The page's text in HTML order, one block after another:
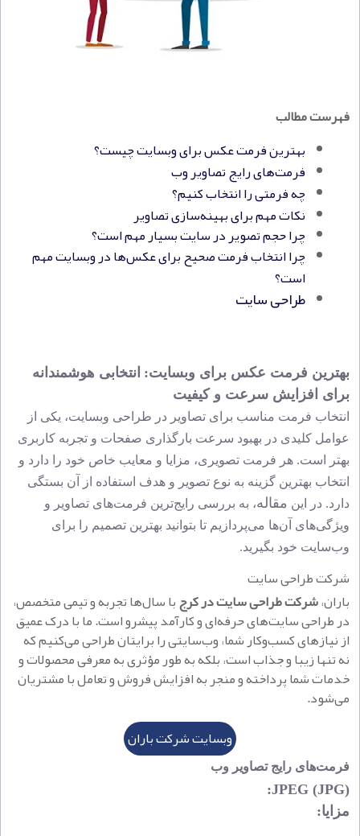
فهرست مطالب
بهترین فرمت عکس برای وبسایت چیست؟
فرمت‌های رایج تصاویر وب
چه فرمتی را انتخاب کنیم؟
نکات مهم برای بهینه‌سازی تصاویر
چرا حجم تصویر در سایت بسیار مهم است؟
چرا انتخاب فرمت صحیح برای عکس‌ها در وبسایت مهم
است؟
طراحی سایت
بهترین فرمت عکس برای وبسایت: انتخابی هوشمندانه
برای افزایش سرعت و کیفیت
انتخاب فرمت مناسب برای تصاویر در طراحی وبسایت، یکی از
عوامل کلیدی در بهبود سرعت بارگذاری صفحات و تجربه کاربری
بهتر است. هر فرمت تصویری، مزایا و معایب خاص خود را دارد و
انتخاب بهترین گزینه به نوع تصویر و هدف استفاده از آن بستگی
دارد. در این مقاله، به بررسی رایج‌ترین فرمت‌های تصاویر و
ویژگی‌های آن‌ها می‌پردازیم تا بتوانید بهترین تصمیم را برای
وب‌سایت خود بگیرید.
شرکت طراحی سایت
باران،شرکت طراحی سایت در کرجبا سال‌ها تجربه و تیمی متخصص،
در طراحی سایت‌های حرفه‌ای و کارآمد پیشرو است. ما با درک عمیق
از نیازهای کسب‌وکار شما، وب‌سایتی را برایتان طراحی می‌کنیم که
نه تنها زیبا و جذاب است، بلکه به طور مؤثری به معرفی محصولات و
خدمات شما پرداخته و منجر به افزایش فروش و تعامل با مشتریان
می‌شود.
وبسایت شرکت باران
فرمت‌های رایج تصاویر وب
JPEG (JPG)
:
مزایا: